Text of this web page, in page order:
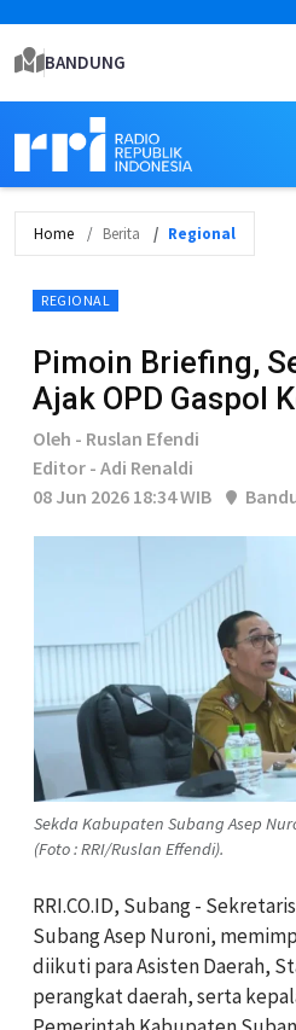
BANDUNG
Home Berita Regional
REGIONAL
Pimoin Briefing,
Ajak OPD Gaspol
Oleh - Ruslan Efendi
Editor - Adi Renaldi
08 Jun 2026 18:34 WIB
Sekda Kabupaten Subang Asep
(Foto : RRI/Ruslan Effendi).
RRI.CO.ID, Subang -
Subang Asep Nuroni,
diikuti para Asisten Daerah,
perangkat daerah, serta